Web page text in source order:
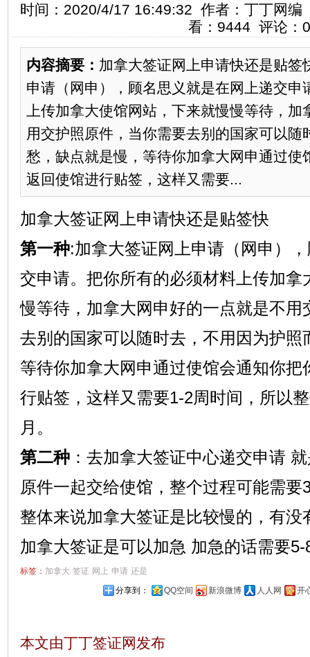
时间：2020/4/17 16:49:32 作者：丁丁网
看：9444 评论：0
内容摘要： 加拿大签证网上申请快还是贴签
申请（网申），顾名思义就是在网上递交申
上传加拿大使馆网站，下来就慢慢等待，
用交护照原件，当你需要去别的国家可以随
愁，缺点就是慢，等待你加拿大网申通过使
返回使馆进行贴签，这样又需要...
加拿大签证网上申请快还是贴签快
第一种:加拿大签证网上申请（网申）
交申请。把你所有的必须材料上传加拿
慢等待，加拿大网申好的一点就是不用
去别的国家可以随时去，不用因为护照
等待你加拿大网申通过使馆会通知你把
行贴签，这样又需要1-2周时间，所以
月。
第二种：去加拿大签证中心递交申请
原件一起交给使馆，整个过程可能需要
整体来说加拿大签证是比较慢的，有没
加拿大签证是可以加急 加急的话需要5-
标签： 加拿大 签证 网上 申请 还是
分享到：
QQ空间 新浪微博 人人网 开
本文由丁丁签证网发布